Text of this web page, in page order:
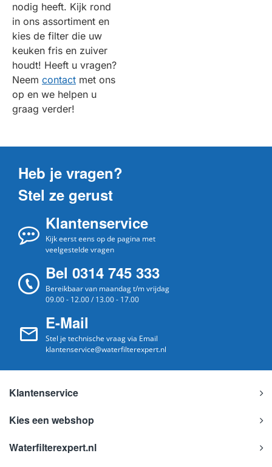
nodig heeft. Kijk rond
in ons assortiment en
kies de filter die uw
keuken fris en zuiver
houdt! Heeft u vragen?
Neem contact met ons
op en we helpen u
graag verder!
Heb je vragen?
Stel ze gerust
Klantenservice
Kijk eerst eens op de pagina met
veelgestelde vragen
Bel 0314 745 333
Bereikbaar van maandag t/m vrijdag
09.00 - 12.00 / 13.00 - 17.00
E-Mail
Stel je technische vraag via Email
klantenservice@waterfilterexpert.nl
Klantenservice
Kies een webshop
Waterfilterexpert.nl